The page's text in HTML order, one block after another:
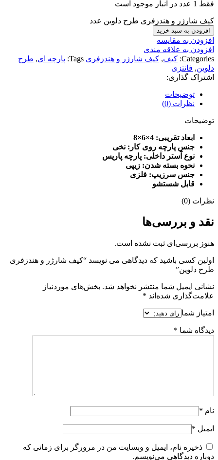
فقط 1 عدد در انبار موجود است
کیف شارژر و هندزفری طرح دلوین عدد
افزودن به سبد خرید
افزودن به مقایسه
افزودن به علاقه مندی
Categories: کیف, کیف شارژر و هندزفری Tags: پارچه ای, طرح
دلوین, فانتزی
اشتراک گذاری:
توضیحات
نظرات (0)
توضیحات
ابعاد تقریبی: 4×6×8
جنس پارچه روی کار: نخی
نوع آستر داخلی: پارچه پاریس
نحوه بسته شدن: زیپی
جنس سرزیپ: فلزی
قابل شستشو
نظرات (0)
نقد و بررسی‌ها
هنوز بررسی‌ای ثبت نشده است.
اولین کسی باشید که دیدگاهی می نویسد “کیف شارژر و هندزفری
طرح دلوین”
نشانی ایمیل شما منتشر نخواهد شد. بخش‌های موردنیاز
علامت‌گذاری شده‌اند *
امتیاز شما
دیدگاه شما *
نام *
ایمیل *
ذخیره نام، ایمیل و وبسایت من در مرورگر برای زمانی که
دوباره دیدگاهی می‌نویسم.